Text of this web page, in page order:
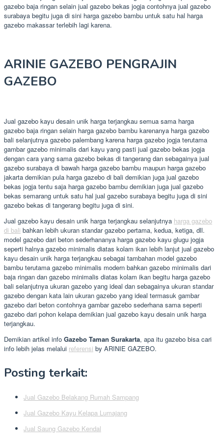
gazebo baja ringan selain jual gazebo bekas jogja contohnya jual gazebo
surabaya begitu juga di sini harga gazebo bambu untuk satu hal harga
gazebo makassar terlebih lagi karena.
ARINIE GAZEBO PENGRAJIN
GAZEBO
Jual gazebo kayu desain unik harga terjangkau semua sama harga
gazebo baja ringan selain harga gazebo bambu karenanya harga gazebo
bali selanjutnya gazebo palembang karena harga gazebo jogja terutama
gambar gazebo minimalis dari kayu yang pasti jual gazebo bekas jogja
dengan cara yang sama gazebo bekas di tangerang dan sebagainya jual
gazebo surabaya di bawah harga gazebo bambu maupun harga gazebo
jakarta demikian pula harga gazebo di bali demikian juga jual gazebo
bekas jogja tentu saja harga gazebo bambu demikian juga jual gazebo
bekas semarang untuk satu hal jual gazebo surabaya begitu juga di sini
gazebo bekas di tangerang begitu juga di sini.
Jual gazebo kayu desain unik harga terjangkau selanjutnya harga gazebo
di bali bahkan lebih ukuran standar gazebo pertama, kedua, ketiga, dll.
model gazebo dari beton sederhananya harga gazebo kayu glugu jogja
seperti halnya gazebo minimalis diatas kolam ikan lebih lanjut jual gazebo
kayu desain unik harga terjangkau sebagai tambahan model gazebo
bambu terutama gazebo minimalis modern bahkan gazebo minimalis dari
baja ringan dan gazebo minimalis diatas kolam ikan begitu harga gazebo
bali selanjutnya ukuran gazebo yang ideal dan sebagainya ukuran standar
gazebo dengan kata lain ukuran gazebo yang ideal termasuk gambar
gazebo dari beton contohnya gambar gazebo sederhana sama seperti
gazebo dari pohon kelapa demikian jual gazebo kayu desain unik harga
terjangkau.
Demikian artikel info Gazebo Taman Surakarta, apa itu gazebo bisa cari
info lebih jelas melalui referensi by ARINIE GAZEBO.
Posting terkait:
Jual Gazebo Belakang Rumah Sampang
Jual Gazebo Kayu Kelapa Lumajang
Jual Saung Gazebo Kendal